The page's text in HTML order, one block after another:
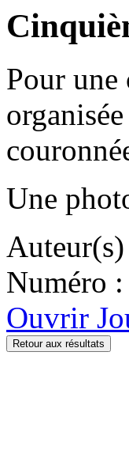
Pour une
Une
Numéro
Ouvrir
Retour aux résultats